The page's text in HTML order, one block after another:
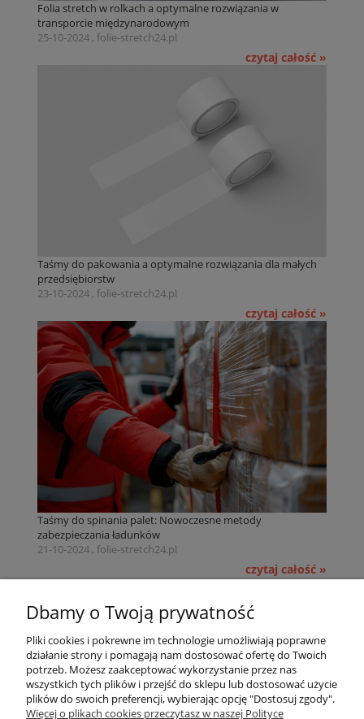
Folia stretch w rolkach a optymalne rozwiązania w
transporcie międzynarodowym
25-10-2024 , folie-stretch24.pl
czytaj całość »
Taśmy do pakowania a optymalne rozwiązania dla małych
przedsiębiorstw
23-10-2024 , folie-stretch24.pl
czytaj całość »
Taśmy do spinania palet: Nowoczesne metody
zabezpieczania ładunków
21-10-2024 , folie-stretch24.pl
czytaj całość »
Pomoc
Dostawa
Moje konto
Dbamy o Twoją prywatność
Pliki cookies i pokrewne im technologie umożliwiają poprawne
działanie strony i pomagają nam dostosować ofertę do Twoich
potrzeb. Możesz zaakceptować wykorzystanie przez nas
wszystkich tych plików i przejść do sklepu lub dostosować użycie
plików do swoich preferencji, wybierając opcję "Dostosuj zgody".
Więcej o plikach cookies przeczytasz w naszej Polityce